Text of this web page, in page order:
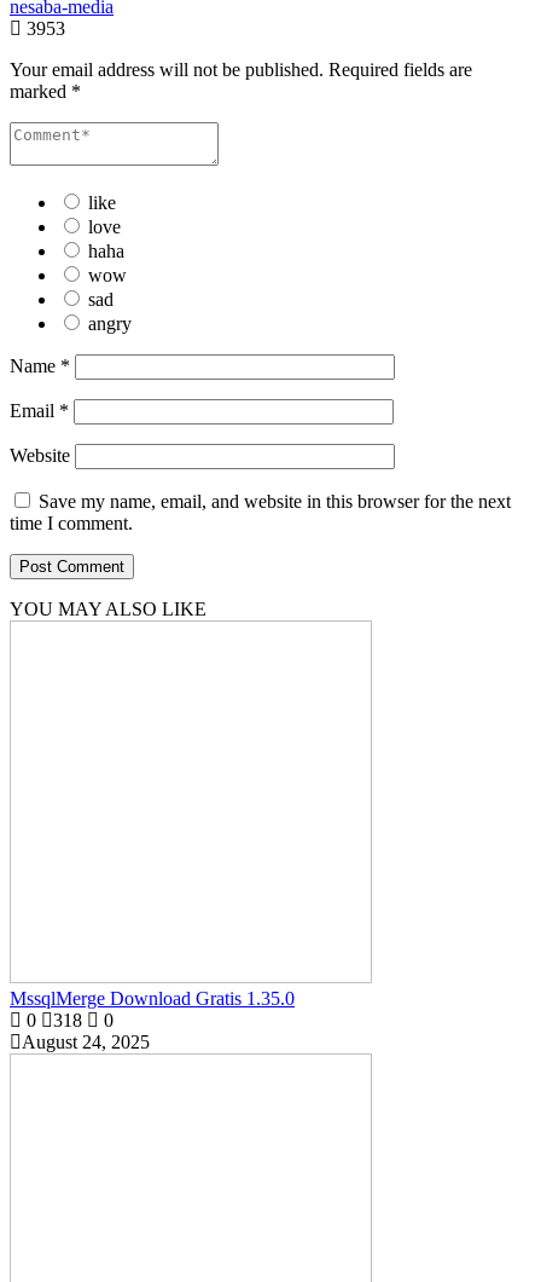
nesaba-media
3953
Your email address will not be published. Required fields are
marked *
like
love
haha
wow
sad
angry
Name *
Email *
Website
Save my name, email, and website in this browser for the next
time I comment.
YOU MAY ALSO LIKE
MssqlMerge Download Gratis 1.35.0
0
318
0
August 24, 2025